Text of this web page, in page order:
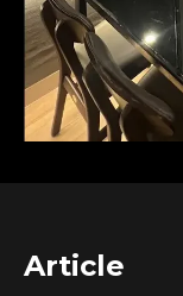
Article